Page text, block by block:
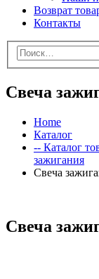
Возврат
Контакты
Свеча
Home
Каталог
-- Каталог
зажигания
Свеча
Свеча